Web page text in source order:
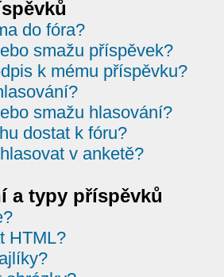
do fóra?
smažu příspěvek?
k mému příspěvku?
smažu hlasování?
dostat k fóru?
v anketě?
a typy příspěvků
HTML?